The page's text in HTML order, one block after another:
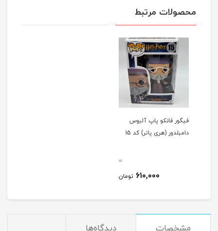
محصولات مرتبط
فیگور فانکو پاپ آلبوس
دامبلدور (هری پاتر) کد 15
0
610,000 تومان
مشخصات دیدگاه‌ها